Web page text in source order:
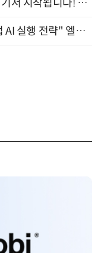
대한민국 인공지능과 UX의 미래, 여기서 시작됩니다! UX Korea 2026 - Fall 9월 2일 개최
"AI ROI 시대, 투자 성과 높이는 기업 AI 실행 전략" 엘타워 6층 (9월 18일)